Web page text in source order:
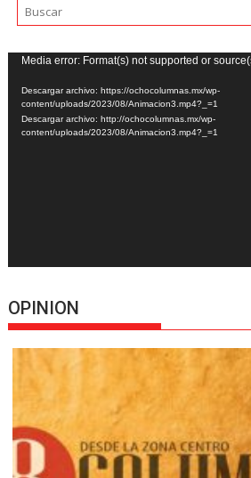
Reproductor
de
vídeo
Media error: Format(s) not supported or
Descargar archivo: https://ochocolumnas.mx/wp-
content/uploads/2023/08/Animacion3.mp4?_=1
Descargar archivo: http://ochocolumnas.mx/wp-
content/uploads/2023/08/Animacion3.mp4?_=1
OPINION